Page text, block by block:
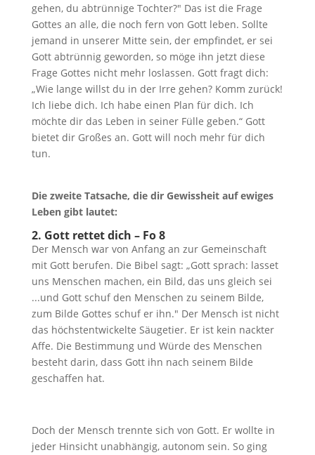
gehen, du abtrünnige Tochter?" Das ist die Frage
Gottes an alle, die noch fern von Gott leben. Sollte
jemand in unserer Mitte sein, der empfindet, er sei
Gott abtrünnig geworden, so möge ihn jetzt diese
Frage Gottes nicht mehr loslassen. Gott fragt dich:
„Wie lange willst du in der Irre gehen? Komm zurück!
Ich liebe dich. Ich habe einen Plan für dich. Ich
möchte dir das Leben in seiner Fülle geben.“ Gott
bietet dir Großes an. Gott will noch mehr für dich
tun.
Die zweite Tatsache, die dir Gewissheit auf ewiges
Leben gibt lautet:
2. Gott rettet dich – Fo 8
Der Mensch war von Anfang an zur Gemeinschaft
mit Gott berufen. Die Bibel sagt: „Gott sprach: lasset
uns Menschen machen, ein Bild, das uns gleich sei
...und Gott schuf den Menschen zu seinem Bilde,
zum Bilde Gottes schuf er ihn." Der Mensch ist nicht
das höchstentwickelte Säugetier. Er ist kein nackter
Affe. Die Bestimmung und Würde des Menschen
besteht darin, dass Gott ihn nach seinem Bilde
geschaffen hat.
Doch der Mensch trennte sich von Gott. Er wollte in
jeder Hinsicht unabhängig, autonom sein. So ging